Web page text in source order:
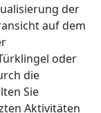
der
auf dem
oder
die
Sie
Aktivitäten